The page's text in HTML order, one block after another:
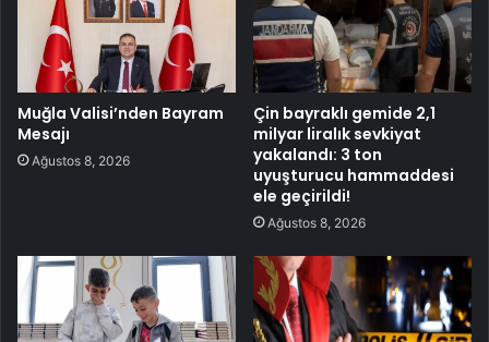
Muğla Valisi’nden Bayram
Mesajı
Ağustos 8, 2026
Çin bayraklı gemide 2,1
milyar liralık sevkiyat
yakalandı: 3 ton
uyuşturucu hammaddesi
ele geçirildi!
Ağustos 8, 2026